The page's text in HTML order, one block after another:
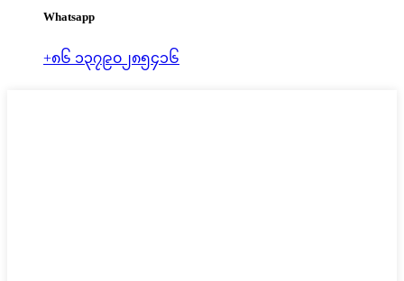
Whatsapp
+၈၆ ၁၃၇၉၀၂၈၅၄၁၆